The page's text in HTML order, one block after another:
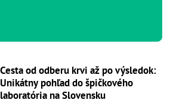
Cesta od odberu krvi až po výsledok:
Unikátny pohľad do špičkového
laboratória na Slovensku